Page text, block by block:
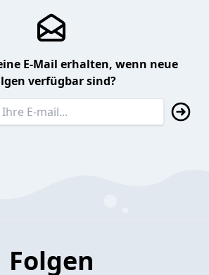
E-Mail erhalten, wenn neue
verfügbar sind?
Folgen